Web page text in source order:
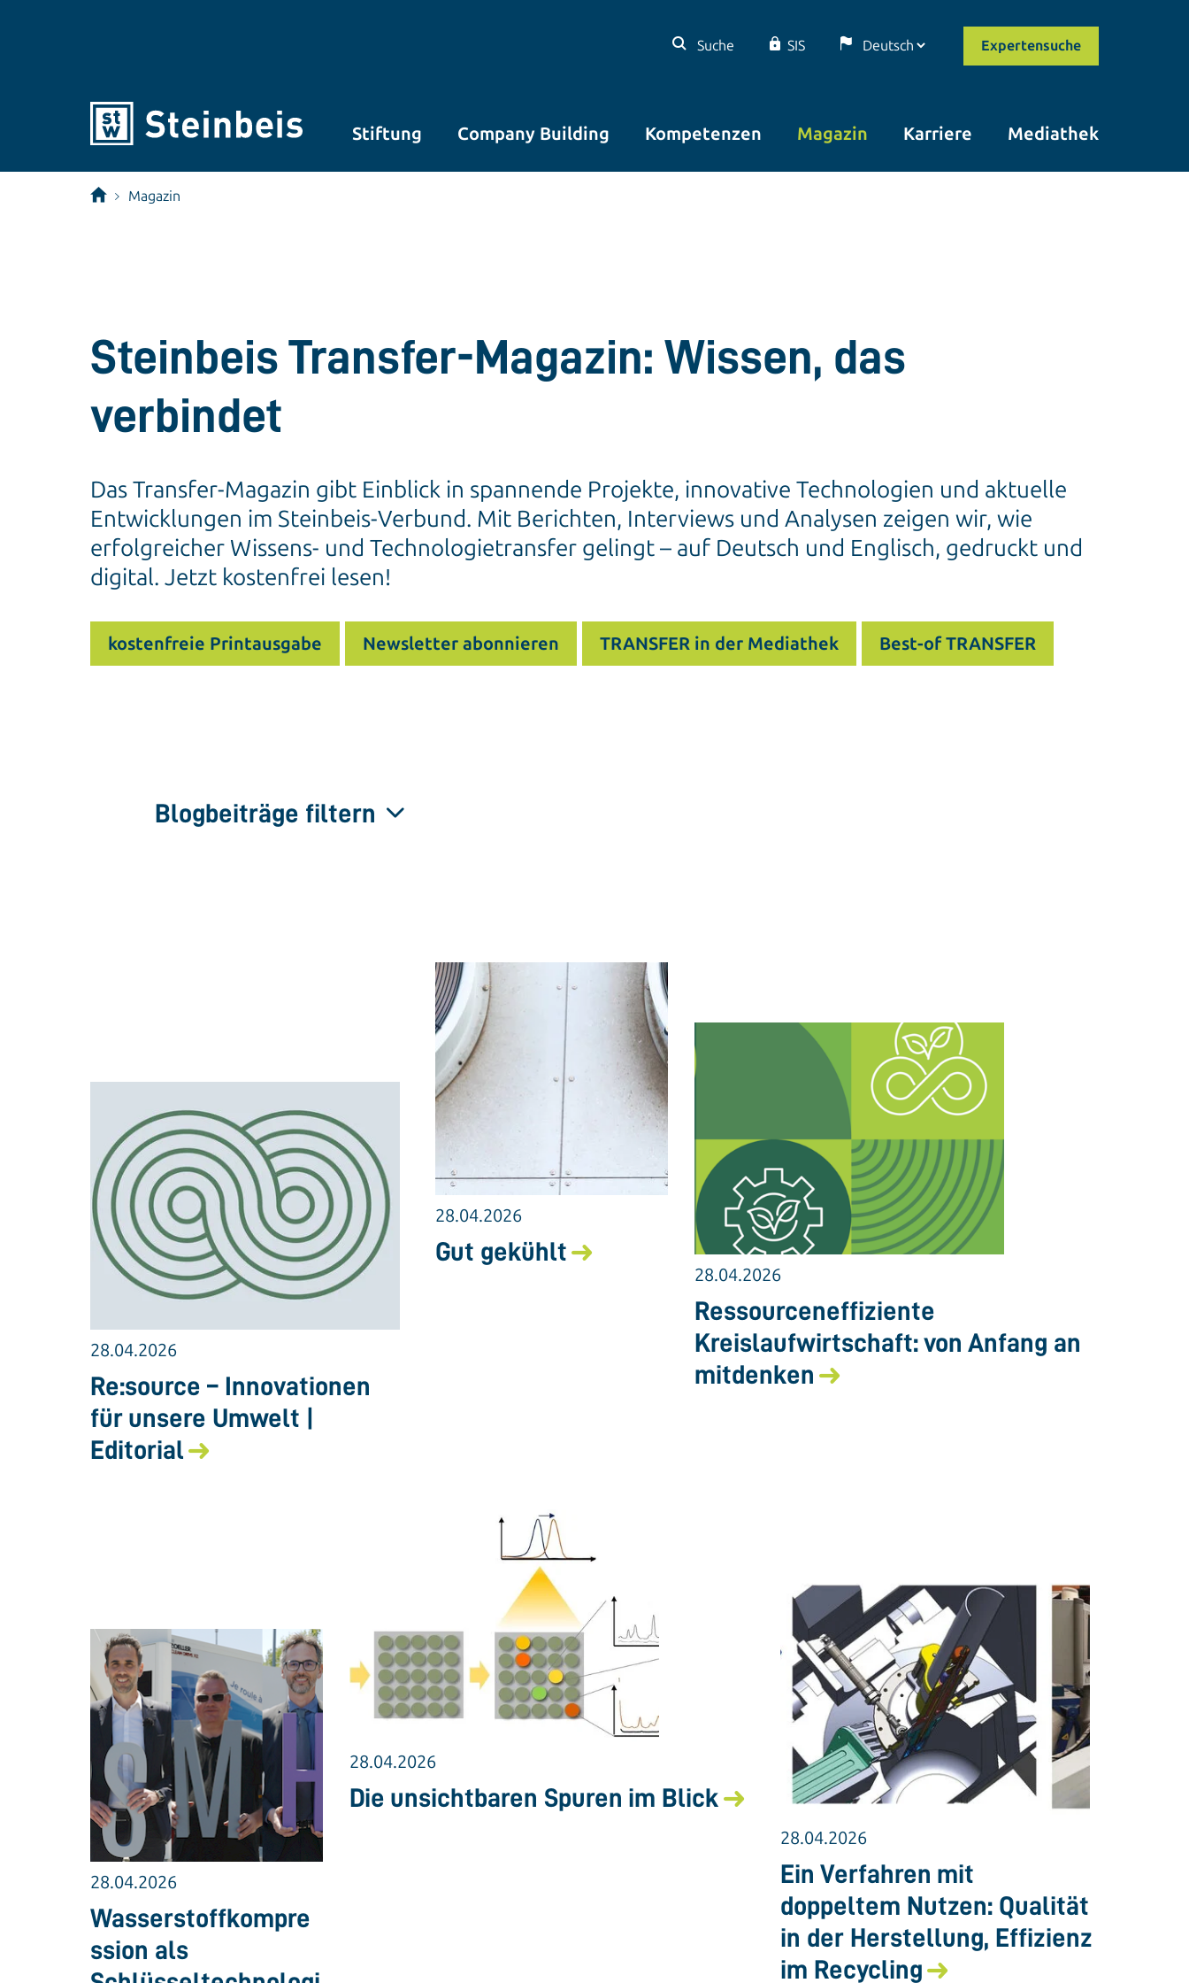
Suche SIS Expertensuche
Stiftung Company Building Kompetenzen Magazin Karriere Mediathek
Magazin
Steinbeis Transfer-Magazin: Wissen, das
verbindet
Das Transfer-Magazin gibt Einblick in spannende Projekte, innovative Technologien und aktuelle
Entwicklungen im Steinbeis-Verbund. Mit Berichten, Interviews und Analysen zeigen wir, wie
erfolgreicher Wissens- und Technologietransfer gelingt – auf Deutsch und Englisch, gedruckt und
digital. Jetzt kostenfrei lesen!
kostenfreie Printausgabe Newsletter abonnieren TRANSFER in der Mediathek Best-of TRANSFER
Blogbeiträge filtern
28.04.2026
Re:source – Innovationen
für unsere Umwelt |
Editorial
28.04.2026
Gut gekühlt
28.04.2026
Ressourceneffiziente
Kreislaufwirtschaft: von Anfang an
mitdenken
28.04.2026
Wasserstoffkompre
ssion als
28.04.2026
Die unsichtbaren Spuren im Blick
28.04.2026
Ein Verfahren mit
doppeltem Nutzen: Qualität
in der Herstellung, Effizienz
im Recycling